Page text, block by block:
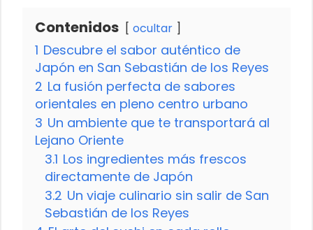
Contenidos ocultar
1 Descubre el sabor auténtico de
Japón en San Sebastián de los Reyes
2 La fusión perfecta de sabores
orientales en pleno centro urbano
3 Un ambiente que te transportará al
Lejano Oriente
3.1 Los ingredientes más frescos
directamente de Japón
3.2 Un viaje culinario sin salir de San
Sebastián de los Reyes